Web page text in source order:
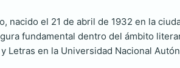
el 21 de abril de 1932 en la
fundamental dentro del ámbito
en la Universidad Nacional